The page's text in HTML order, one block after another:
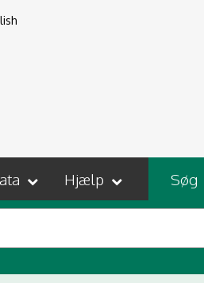
Hjælp Søg